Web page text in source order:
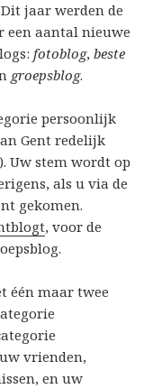
jaar werden de
een aantal nieuwe
fotoblog,beste
groepsblog.
persoonlijk
Gent redelijk
). Uw stem wordt op
als u via de
gekomen.
, voor de
één maar twee
vrienden,
en uw